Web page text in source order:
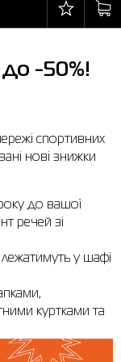
-50%!
спортивних
нові знижки
до вашої
речей зі
у шафі
куртками та